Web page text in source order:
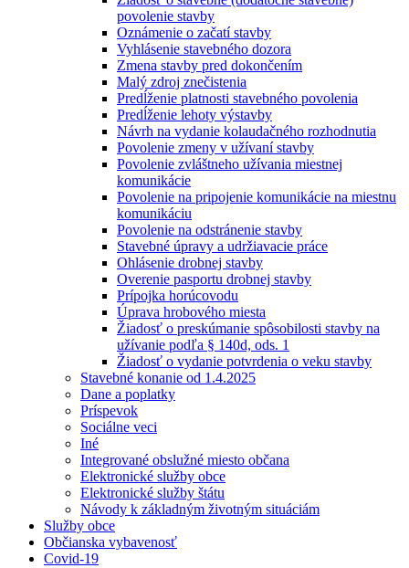
povolenie stavby
Oznámenie o začatí stavby
Vyhlásenie stavebného dozora
Zmena stavby pred dokončením
Malý zdroj znečistenia
Predĺženie platnosti stavebného povolenia
Predĺženie lehoty výstavby
Návrh na vydanie kolaudačného rozhodnutia
Povolenie zmeny v užívaní stavby
Povolenie zvláštneho užívania miestnej
komunikácie
Povolenie na pripojenie komunikácie na miestnu
komunikáciu
Povolenie na odstránenie stavby
Stavebné úpravy a udržiavacie práce
Ohlásenie drobnej stavby
Overenie pasportu drobnej stavby
Prípojka horúcovodu
Úprava hrobového miesta
Žiadosť o preskúmanie spôsobilosti stavby na
užívanie podľa § 140d, ods. 1
Žiadosť o vydanie potvrdenia o veku stavby
Stavebné konanie od 1.4.2025
Dane a poplatky
Príspevok
Sociálne veci
Iné
Integrované obslužné miesto občana
Elektronické služby obce
Elektronické služby štátu
Návody k základným životným situáciám
Služby obce
Občianska vybavenosť
Covid-19